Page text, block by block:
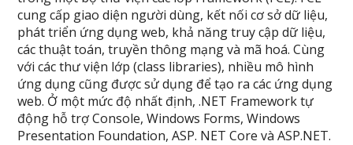
cung cấp giao diện người dùng, kết nối cơ sở dữ liệu,
phát triển ứng dụng web, khả năng truy cập dữ liệu,
các thuật toán, truyền thông mạng và mã hoá. Cùng
với các thư viện lớp (class libraries), nhiều mô hình
ứng dụng cũng được sử dụng để tạo ra các ứng dụng
web. Ở một mức độ nhất định, .NET Framework tự
động hỗ trợ Console, Windows Forms, Windows
Presentation Foundation, ASP. NET Core và ASP.NET.